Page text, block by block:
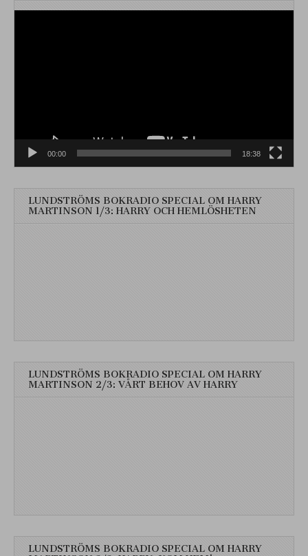
00:00 18:38
LUNDSTRÖMS BOKRADIO SPECIAL OM HARRY
MARTINSON 1/3: HARRY OCH HEMLÖSHETEN
LUNDSTRÖMS BOKRADIO SPECIAL OM HARRY
MARTINSON 2/3: VÅRT BEHOV AV HARRY
LUNDSTRÖMS BOKRADIO SPECIAL OM HARRY